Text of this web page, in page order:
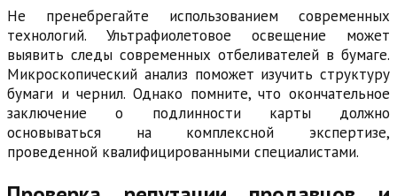
Не пренебрегайте использованием современных
технологий. Ультрафиолетовое освещение может
выявить следы современных отбеливателей в бумаге.
Микроскопический анализ поможет изучить структуру
бумаги и чернил. Однако помните, что окончательное
заключение о подлинности карты должно
основываться на комплексной экспертизе,
проведенной квалифицированными специалистами.